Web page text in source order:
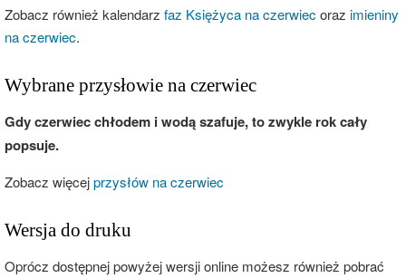
Zobacz również kalendarz faz Księżyca na czerwiec oraz imieniny
na czerwiec.
Wybrane przysłowie na czerwiec
Gdy czerwiec chłodem i wodą szafuje, to zwykle rok cały
popsuje.
Zobacz więcejprzysłów na czerwiec
Wersja do druku
Oprócz dostępnej powyżej wersji online możesz również pobrać